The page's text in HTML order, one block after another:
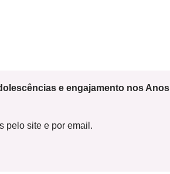
e engajamento nos Anos
pelo site e por email.